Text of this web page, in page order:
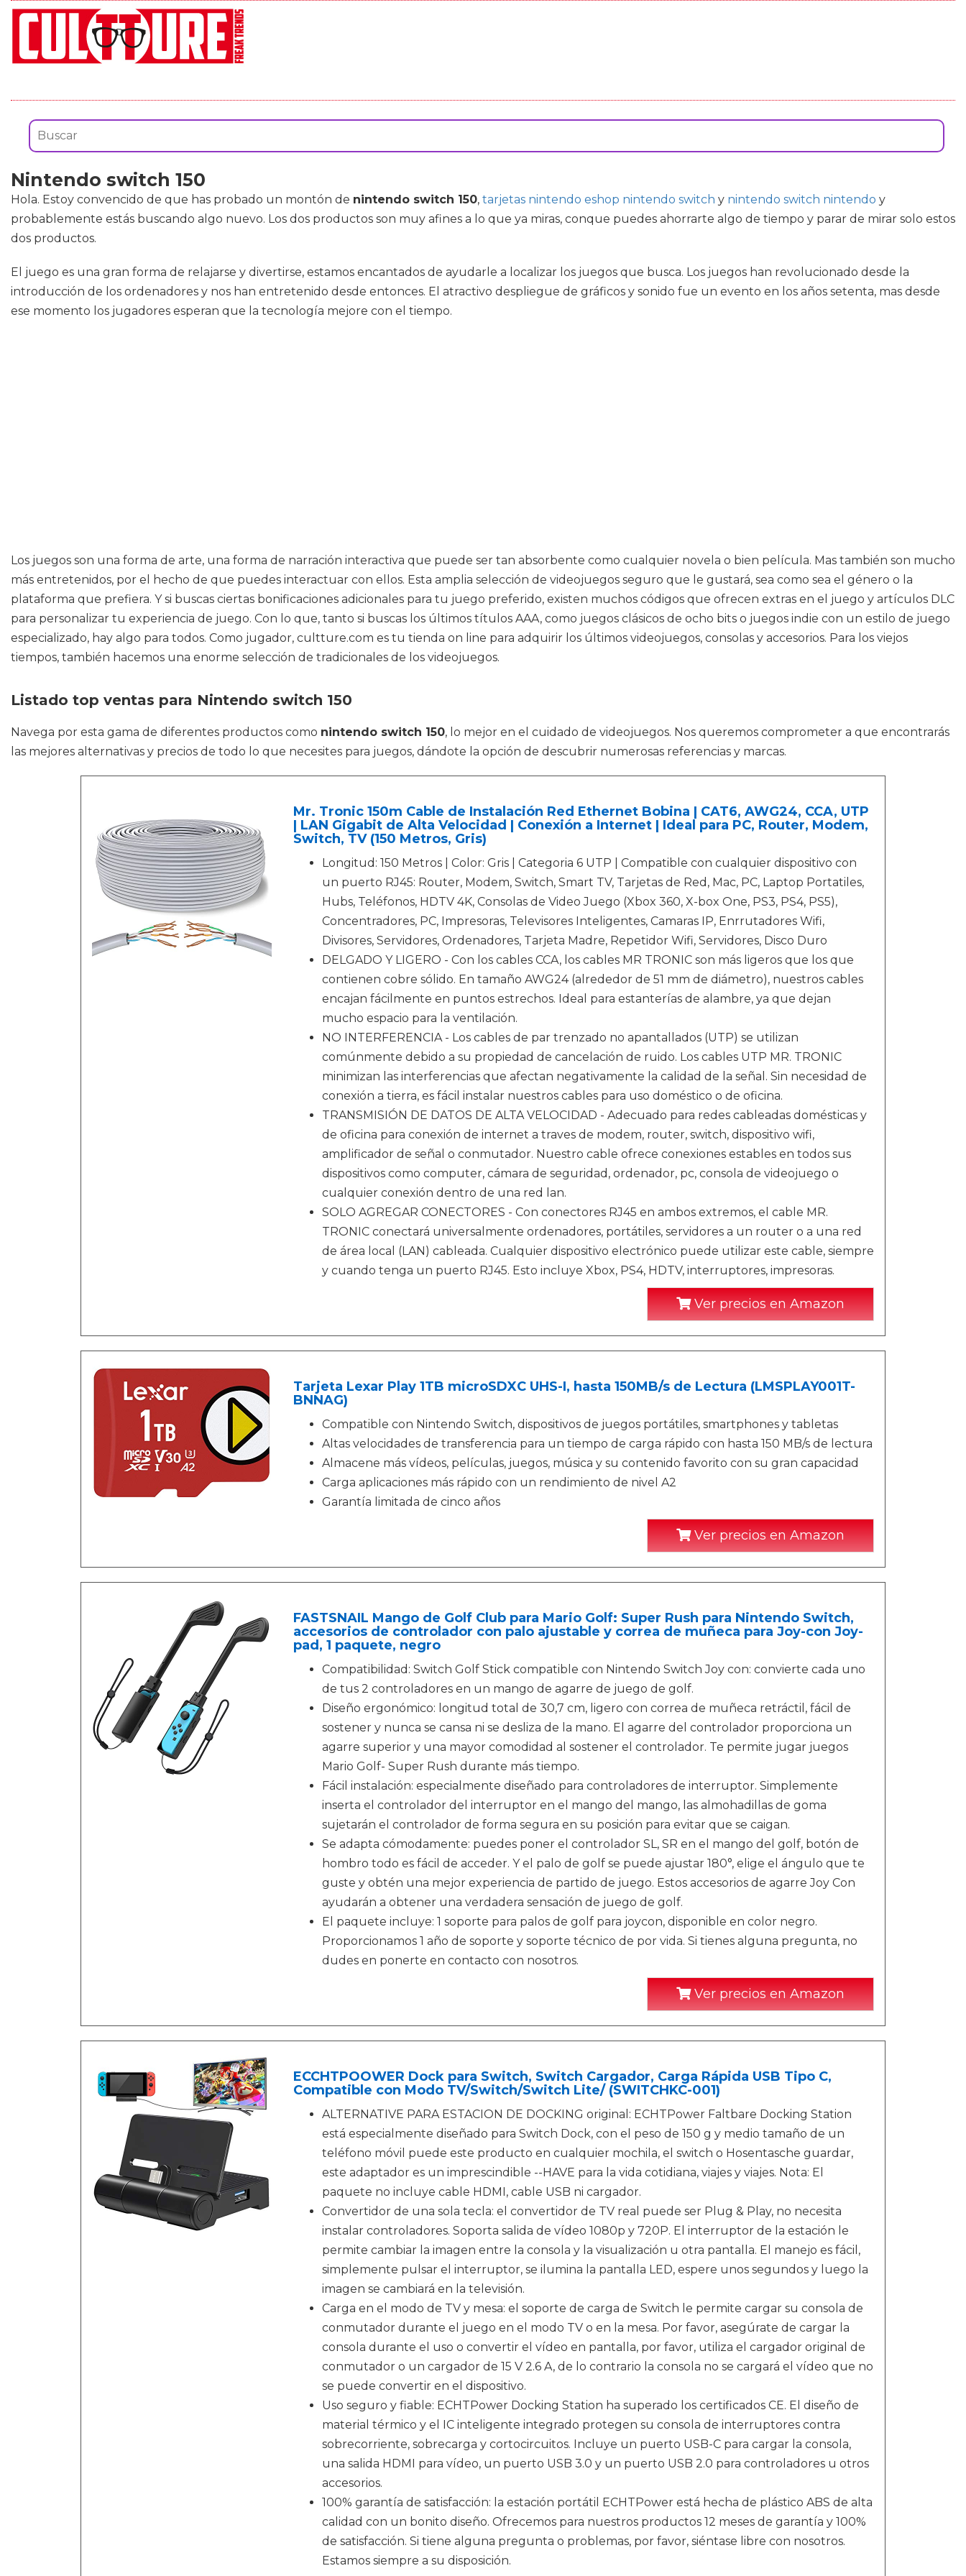
Nintendo switch 150
Hola. Estoy convencido de que has probado un montón de nintendo switch 150, tarjetas nintendo eshop nintendo switch y nintendo switch nintendo y
probablemente estás buscando algo nuevo. Los dos productos son muy afines a lo que ya miras, conque puedes ahorrarte algo de tiempo y parar de mirar solo estos
dos productos.
El juego es una gran forma de relajarse y divertirse, estamos encantados de ayudarle a localizar los juegos que busca. Los juegos han revolucionado desde la
introducción de los ordenadores y nos han entretenido desde entonces. El atractivo despliegue de gráficos y sonido fue un evento en los años setenta, mas desde
ese momento los jugadores esperan que la tecnología mejore con el tiempo.
Los juegos son una forma de arte, una forma de narración interactiva que puede ser tan absorbente como cualquier novela o bien película. Mas también son mucho
más entretenidos, por el hecho de que puedes interactuar con ellos. Esta amplia selección de videojuegos seguro que le gustará, sea como sea el género o la
plataforma que prefiera. Y si buscas ciertas bonificaciones adicionales para tu juego preferido, existen muchos códigos que ofrecen extras en el juego y artículos DLC
para personalizar tu experiencia de juego. Con lo que, tanto si buscas los últimos títulos AAA, como juegos clásicos de ocho bits o juegos indie con un estilo de juego
especializado, hay algo para todos. Como jugador, cultture.com es tu tienda on line para adquirir los últimos videojuegos, consolas y accesorios. Para los viejos
tiempos, también hacemos una enorme selección de tradicionales de los videojuegos.
Listado top ventas para Nintendo switch 150
Navega por esta gama de diferentes productos como nintendo switch 150, lo mejor en el cuidado de videojuegos. Nos queremos comprometer a que encontrarás
las mejores alternativas y precios de todo lo que necesites para juegos, dándote la opción de descubrir numerosas referencias y marcas.
Mr. Tronic 150m Cable de Instalación Red Ethernet Bobina | CAT6, AWG24, CCA, UTP
| LAN Gigabit de Alta Velocidad | Conexión a Internet | Ideal para PC, Router, Modem,
Switch, TV (150 Metros, Gris)
Longitud: 150 Metros | Color: Gris | Categoria 6 UTP | Compatible con cualquier dispositivo con
un puerto RJ45: Router, Modem, Switch, Smart TV, Tarjetas de Red, Mac, PC, Laptop Portatiles,
Hubs, Teléfonos, HDTV 4K, Consolas de Video Juego (Xbox 360, X-box One, PS3, PS4, PS5),
Concentradores, PC, Impresoras, Televisores Inteligentes, Camaras IP, Enrrutadores Wifi,
Divisores, Servidores, Ordenadores, Tarjeta Madre, Repetidor Wifi, Servidores, Disco Duro
DELGADO Y LIGERO - Con los cables CCA, los cables MR TRONIC son más ligeros que los que
contienen cobre sólido. En tamaño AWG24 (alrededor de 51 mm de diámetro), nuestros cables
encajan fácilmente en puntos estrechos. Ideal para estanterías de alambre, ya que dejan
mucho espacio para la ventilación.
NO INTERFERENCIA - Los cables de par trenzado no apantallados (UTP) se utilizan
comúnmente debido a su propiedad de cancelación de ruido. Los cables UTP MR. TRONIC
minimizan las interferencias que afectan negativamente la calidad de la señal. Sin necesidad de
conexión a tierra, es fácil instalar nuestros cables para uso doméstico o de oficina.
TRANSMISIÓN DE DATOS DE ALTA VELOCIDAD - Adecuado para redes cableadas domésticas y
de oficina para conexión de internet a traves de modem, router, switch, dispositivo wifi,
amplificador de señal o conmutador. Nuestro cable ofrece conexiones estables en todos sus
dispositivos como computer, cámara de seguridad, ordenador, pc, consola de videojuego o
cualquier conexión dentro de una red lan.
SOLO AGREGAR CONECTORES - Con conectores RJ45 en ambos extremos, el cable MR.
TRONIC conectará universalmente ordenadores, portátiles, servidores a un router o a una red
de área local (LAN) cableada. Cualquier dispositivo electrónico puede utilizar este cable, siempre
y cuando tenga un puerto RJ45. Esto incluye Xbox, PS4, HDTV, interruptores, impresoras.
Ver precios en Amazon
Tarjeta Lexar Play 1TB microSDXC UHS-I, hasta 150MB/s de Lectura (LMSPLAY001T-
BNNAG)
Compatible con Nintendo Switch, dispositivos de juegos portátiles, smartphones y tabletas
Altas velocidades de transferencia para un tiempo de carga rápido con hasta 150 MB/s de lectura
Almacene más vídeos, películas, juegos, música y su contenido favorito con su gran capacidad
Carga aplicaciones más rápido con un rendimiento de nivel A2
Garantía limitada de cinco años
Ver precios en Amazon
FASTSNAIL Mango de Golf Club para Mario Golf: Super Rush para Nintendo Switch,
accesorios de controlador con palo ajustable y correa de muñeca para Joy-con Joy-
pad, 1 paquete, negro
Compatibilidad: Switch Golf Stick compatible con Nintendo Switch Joy con: convierte cada uno
de tus 2 controladores en un mango de agarre de juego de golf.
Diseño ergonómico: longitud total de 30,7 cm, ligero con correa de muñeca retráctil, fácil de
sostener y nunca se cansa ni se desliza de la mano. El agarre del controlador proporciona un
agarre superior y una mayor comodidad al sostener el controlador. Te permite jugar juegos
Mario Golf- Super Rush durante más tiempo.
Fácil instalación: especialmente diseñado para controladores de interruptor. Simplemente
inserta el controlador del interruptor en el mango del mango, las almohadillas de goma
sujetarán el controlador de forma segura en su posición para evitar que se caigan.
Se adapta cómodamente: puedes poner el controlador SL, SR en el mango del golf, botón de
hombro todo es fácil de acceder. Y el palo de golf se puede ajustar 180°, elige el ángulo que te
guste y obtén una mejor experiencia de partido de juego. Estos accesorios de agarre Joy Con
ayudarán a obtener una verdadera sensación de juego de golf.
El paquete incluye: 1 soporte para palos de golf para joycon, disponible en color negro.
Proporcionamos 1 año de soporte y soporte técnico de por vida. Si tienes alguna pregunta, no
dudes en ponerte en contacto con nosotros.
Ver precios en Amazon
ECCHTPOOWER Dock para Switch, Switch Cargador, Carga Rápida USB Tipo C,
Compatible con Modo TV/Switch/Switch Lite/ (SWITCHKC-001)
ALTERNATIVE PARA ESTACION DE DOCKING original: ECHTPower Faltbare Docking Station
está especialmente diseñado para Switch Dock, con el peso de 150 g y medio tamaño de un
teléfono móvil puede este producto en cualquier mochila, el switch o Hosentasche guardar,
este adaptador es un imprescindible --HAVE para la vida cotidiana, viajes y viajes. Nota: El
paquete no incluye cable HDMI, cable USB ni cargador.
Convertidor de una sola tecla: el convertidor de TV real puede ser Plug & Play, no necesita
instalar controladores. Soporta salida de vídeo 1080p y 720P. El interruptor de la estación le
permite cambiar la imagen entre la consola y la visualización u otra pantalla. El manejo es fácil,
simplemente pulsar el interruptor, se ilumina la pantalla LED, espere unos segundos y luego la
imagen se cambiará en la televisión.
Carga en el modo de TV y mesa: el soporte de carga de Switch le permite cargar su consola de
conmutador durante el juego en el modo TV o en la mesa. Por favor, asegúrate de cargar la
consola durante el uso o convertir el vídeo en pantalla, por favor, utiliza el cargador original de
conmutador o un cargador de 15 V 2.6 A, de lo contrario la consola no se cargará el vídeo que no
se puede convertir en el dispositivo.
Uso seguro y fiable: ECHTPower Docking Station ha superado los certificados CE. El diseño de
material térmico y el IC inteligente integrado protegen su consola de interruptores contra
sobrecorriente, sobrecarga y cortocircuitos. Incluye un puerto USB-C para cargar la consola,
una salida HDMI para vídeo, un puerto USB 3.0 y un puerto USB 2.0 para controladores u otros
accesorios.
100% garantía de satisfacción: la estación portátil ECHTPower está hecha de plástico ABS de alta
calidad con un bonito diseño. Ofrecemos para nuestros productos 12 meses de garantía y 100%
de satisfacción. Si tiene alguna pregunta o problemas, por favor, siéntase libre con nosotros.
Estamos siempre a su disposición.